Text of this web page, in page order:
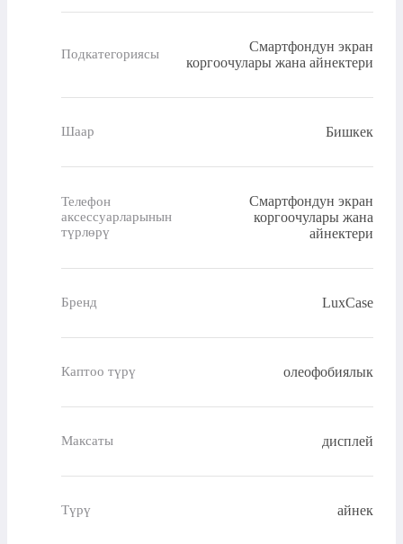
Подкатегориясы
Смартфондун экран
коргоочулары жана айнектери
Шаар Бишкек
Телефон
аксессуарларынын
түрлөрү
Смартфондун экран
коргоочулары жана
айнектери
Бренд LuxCase
Каптоо түрү олеофобиялык
Максаты дисплей
Түрү айнек